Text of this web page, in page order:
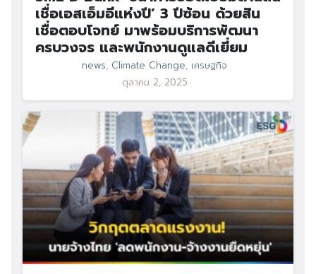
เชื่อเอสเอ็มอีแห่งปี’ 3 ปีซ้อน ด้วยสิน
เชื่อตอบโจทย์ มาพร้อมบริการพัฒนา
ครบวงจร และพนักงานดูแลดีเยี่ยม
news, Climate Change, เศรษฐกิจ
ตุลาคม 2, 2025